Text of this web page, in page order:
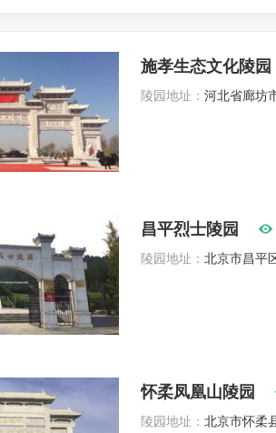
施孝生态文化陵园
陵园地址： 河北省廊坊
昌平烈士陵园
陵园地址： 北京市昌平
怀柔凤凰山陵园
陵园地址： 北京市怀柔